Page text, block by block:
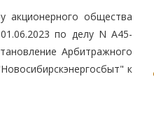
акционерного общества
по делу N А45-
Арбитражного
к